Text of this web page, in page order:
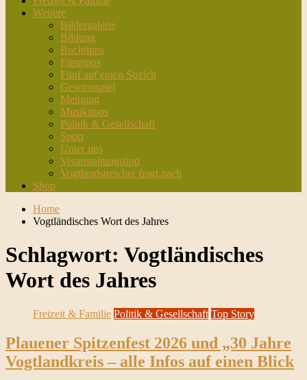
Weitere
Bildergalerie
Bildung
Buchtipps
Filmtipps
Fünf auf einen Streich
Gewinnspiel
Meinung
Musiktipps
Politik & Gesellschaft
Sport
Unter uns
Veranstaltungstipp
Vogtlandstreicher fragt nach
Shop
Home
Vogtländisches Wort des Jahres
Schlagwort: Vogtländisches
Wort des Jahres
Freizeit & Familie Politik & Gesellschaft Top Story
Plauener Spitzenfest 2026 und „30 Jahre
Vogtlandkreis – alle Infos auf einen Blick